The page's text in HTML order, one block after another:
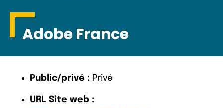
Adobe France
Public/privé : Privé
URL Site web :